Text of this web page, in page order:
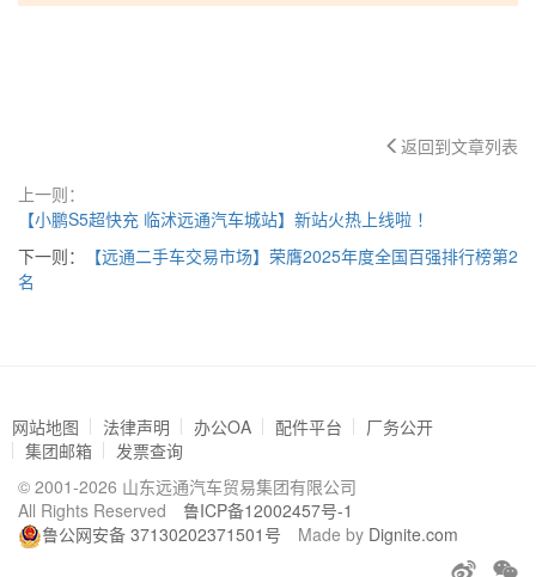
返回到文章列表
上一则：
【小鹏S5超快充 临沭远通汽车城站】新站火热上线啦 ！
下一则：
【远通二手车交易市场】荣膺2025年度全国百强排行榜第2
名
网站地图 法律声明 办公OA 配件平台
厂务公开
集团邮箱
发票查询
© 2001-2026 山东远通汽车贸易集团有限公司
All Rights Reserved
鲁ICP备12002457号-1
鲁公网安备 37130202371501号
Made by Dignite.com